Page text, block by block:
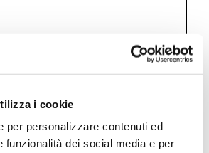
i cookie
per personalizzare contenuti ed
funzionalità dei social media e per
250×250 mm // h.